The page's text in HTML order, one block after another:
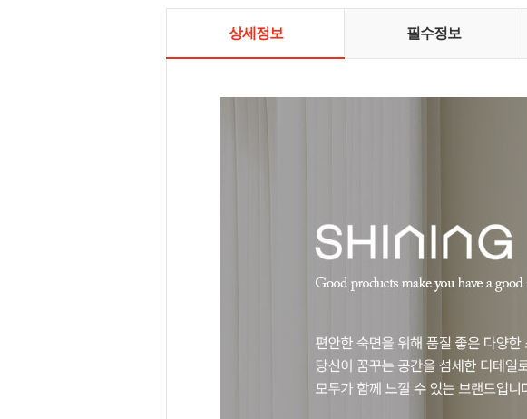
상세정보 필수정보